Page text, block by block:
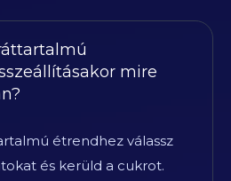
mire
étrendhez válassz
és kerüld a cukrot.